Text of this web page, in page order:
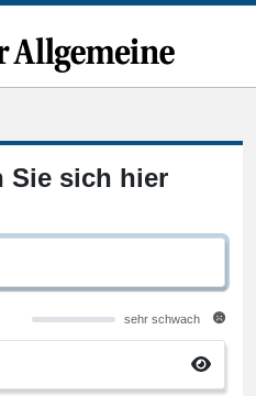
Sie sich hier
sehr schwach